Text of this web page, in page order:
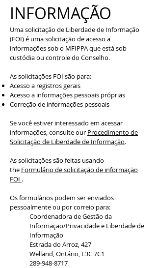
INFORMAÇÃO
Uma solicitação de Liberdade de Informação
(FOI) é uma solicitação de acesso a
informações sob o MFIPPA que está sob
custódia ou controle do Conselho.
As solicitações FOI são para:
Acesso a registros gerais
Acesso a informações pessoais próprias
Correção de informações pessoais
Se você estiver interessado em acessar
informações, consulte our Procedimento de
Solicitação de Liberdade de Informação.
As solicitações são feitas usando
the Formulário de solicitação de informação
FOI .
Os formulários podem ser enviados
pessoalmente ou por correio para:
Coordenadora de Gestão da
Informação/Privacidade e Liberdade de
Informação
Estrada do Arroz, 427
Welland, Ontário, L3C 7C1
289-948-8717